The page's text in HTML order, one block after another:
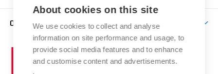
Studium bez bariér
Katedra teorií a dějin umění
Kabinety a dílny
Kontakt
Studijní předpisy a formuláře
Studium a stáže v zahraničí
Rezidenční pobyty
Odborná praxe
Publikační činnost
Projekty
Výstavy
Letní školy a semestrální kurzy
Nakladatelská a vydavatelská činnost
Research Catalogue
O FAKULTĚ
Aktuality
Informační tabule
Vysoké
učení
About cookies on this site
We use cookies to collect and analyse
information on site performance and usage, to
provide social media features and to enhance
and customise content and advertisements.